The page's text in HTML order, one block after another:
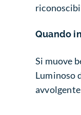
Quando
Si muove
Luminoso